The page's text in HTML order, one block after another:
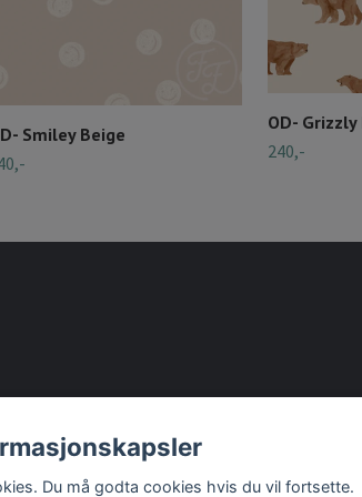
Smiley Beige
OD-
240,-
Du må godta cookies hvis du vil fortsette.